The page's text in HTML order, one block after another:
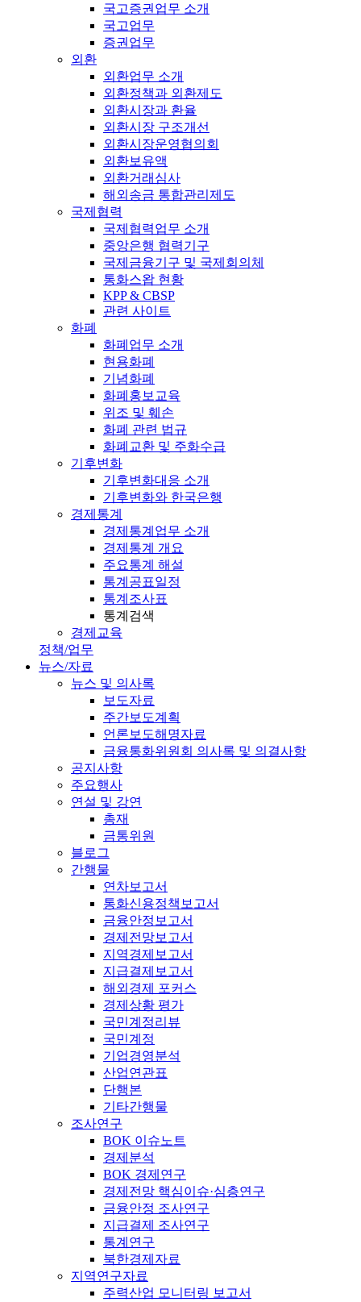
국고증권업무 소개
국고업무
증권업무
외환
외환업무 소개
외환정책과 외환제도
외환시장과 환율
외환시장 구조개선
외환시장운영협의회
외환보유액
외환거래심사
해외송금 통합관리제도
국제협력
국제협력업무 소개
중앙은행 협력기구
국제금융기구 및 국제회의체
통화스왑 현황
KPP & CBSP
관련 사이트
화폐
화폐업무 소개
현용화폐
기념화폐
화폐홍보교육
위조 및 훼손
화폐 관련 법규
화폐교환 및 주화수급
기후변화
기후변화대응 소개
기후변화와 한국은행
경제통계
경제통계업무 소개
경제통계 개요
주요통계 해설
통계공표일정
통계조사표
통계검색
경제교육
정책/업무
뉴스/자료
뉴스 및 의사록
보도자료
주간보도계획
언론보도해명자료
금융통화위원회 의사록 및 의결사항
공지사항
주요행사
연설 및 강연
총재
금통위원
블로그
간행물
연차보고서
통화신용정책보고서
금융안정보고서
경제전망보고서
지역경제보고서
지급결제보고서
해외경제 포커스
경제상황 평가
국민계정리뷰
국민계정
기업경영분석
산업연관표
단행본
기타간행물
조사연구
BOK 이슈노트
경제분석
BOK 경제연구
경제전망 핵심이슈·심층연구
금융안정 조사연구
지급결제 조사연구
통계연구
북한경제자료
지역연구자료
주력산업 모니터링 보고서